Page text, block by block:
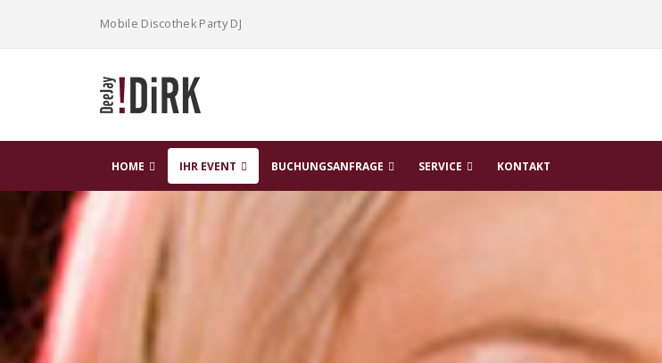
Mobile Discothek Party DJ
HOME IHR EVENT BUCHUNGSANFRAGE SERVICE KONTAKT